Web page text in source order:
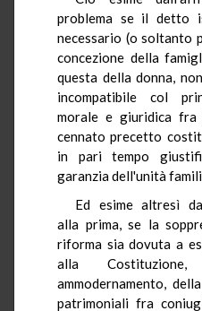
problema se il detto
necessario (o soltanto
concezione della
questa della donna,
incompatibile col
morale e giuridica fra
cennato precetto
in pari tempo
garanzia dell'unità
Ed esime altresì
alla prima, se la
riforma sia dovuta a
alla
ammodernamento,
patrimoniali fra